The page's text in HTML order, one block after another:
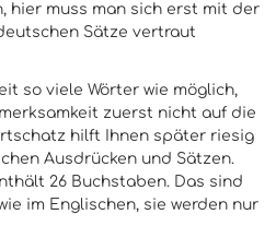
hier muss man sich erst mit der
Sätze vertraut
so viele Wörter wie möglich,
zuerst nicht auf die
hilft Ihnen später riesig
Ausdrücken und Sätzen.
26 Buchstaben. Das sind
im Englischen, sie werden nur